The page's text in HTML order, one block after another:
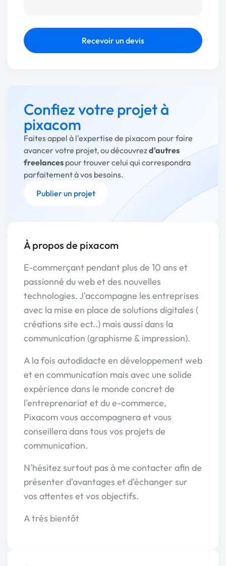
Recevoir un devis
Confiez votre projet à
pixacom
Faites appel à l'expertise de pixacom pour faire
avancer votre projet, ou découvrezd'autres
freelances pour trouver celui qui correspondra
parfaitement à vos besoins.
Publier un projet
À propos de pixacom
E-commerçant pendant plus de 10 ans et
passionné du web et des nouvelles
technologies. J'accompagne les entreprises
avec la mise en place de solutions digitales (
créations site ect..) mais aussi dans la
communication (graphisme & impression).
A la fois autodidacte en développement web
et en communication mais avec une solide
expérience dans le monde concret de
l'entreprenariat et du e-commerce,
Pixacom vous accompagnera et vous
conseillera dans tous vos projets de
communication.
N'hésitez surtout pas à me contacter afin de
présenter d'avantages et d'échanger sur
vos attentes et vos objectifs.
A très bientôt